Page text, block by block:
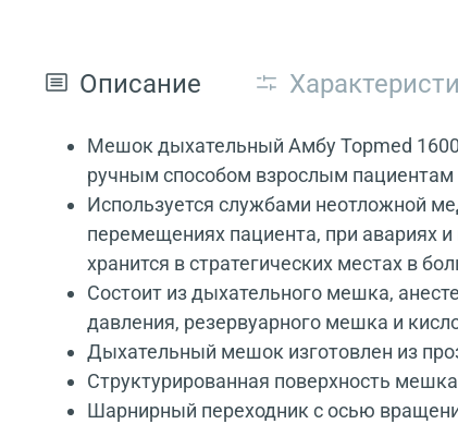
Описание
Мешок дыхательный Амбу Topmed
ручным способом взрослым пациентам
Используется службами неотложной
перемещениях пациента, при авариях
хранится в стратегических местах в
Состоит из дыхательного мешка,
давления, резервуарного мешка и
Дыхательный мешок изготовлен из
Структурированная поверхность
Шарнирный переходник с осью